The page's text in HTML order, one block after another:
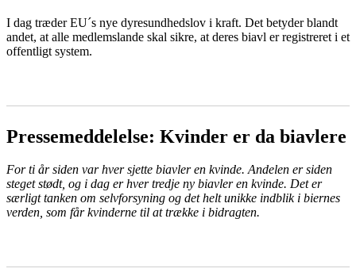
I dag træder EU´s nye dyresundhedslov i kraft. Det betyder blandt
andet, at alle medlemslande skal sikre, at deres biavl er registreret i et
offentligt system.
Pressemeddelelse: Kvinder er da biavlere
For ti år siden var hver sjette biavler en kvinde. Andelen er siden
steget stødt, og i dag er hver tredje ny biavler en kvinde. Det er
særligt tanken om selvforsyning og det helt unikke indblik i biernes
verden, som får kvinderne til at trække i bidragten.